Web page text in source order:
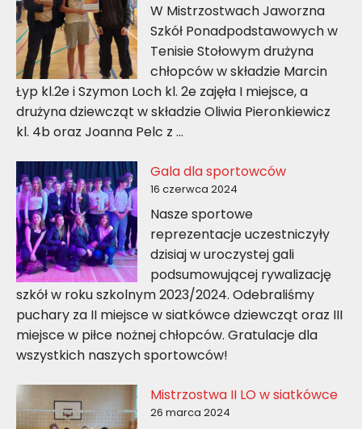
W Mistrzostwach Jaworzna
Szkół Ponadpodstawowych w
Tenisie Stołowym drużyna
chłopców w składzie Marcin
Łyp kl.2e i Szymon Loch kl. 2e zajęła I miejsce, a
drużyna dziewcząt w składzie Oliwia Pieronkiewicz
kl. 4b oraz Joanna Pelc z …
Gala dla sportowców
16 czerwca 2024
Nasze sportowe
reprezentacje uczestniczyły
dzisiaj w uroczystej gali
podsumowującej rywalizację
szkół w roku szkolnym 2023/2024. Odebraliśmy
puchary za II miejsce w siatkówce dziewcząt oraz III
miejsce w piłce nożnej chłopców. Gratulacje dla
wszystkich naszych sportowców!
Mistrzostwa II LO w siatkówce
26 marca 2024